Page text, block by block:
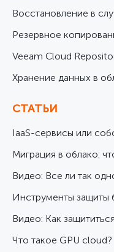
Восстановление в
Резервное
Veeam Cloud
Хранение данных в
СТАТЬИ
IaaS-сервисы или
Миграция в облако:
Видео: Все ли так
Инструменты защиты
Видео: Как
Что такое GPU cloud?